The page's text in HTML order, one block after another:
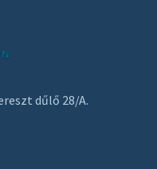
dűlő 28/A.